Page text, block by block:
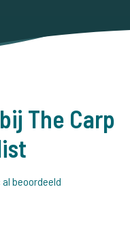
The Carp
al beoordeeld